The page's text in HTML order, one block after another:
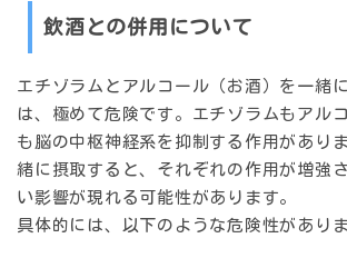
飲酒との併用について
エチゾラムとアルコール（お酒）を一緒
は、極めて危険です。エチゾラムもアル
も脳の中枢神経系を抑制する作用があり
緒に摂取すると、それぞれの作用が増強
い影響が現れる可能性があります。
具体的には、以下のような危険性がありま